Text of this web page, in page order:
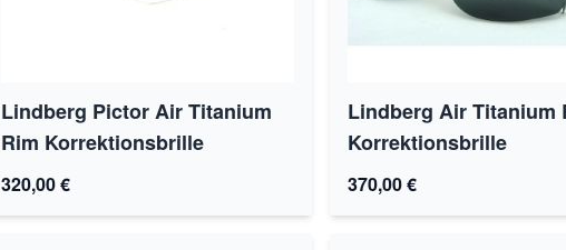
Lindberg Pictor Air Titanium
Rim Korrektionsbrille
320,00 €
Lindberg Air Titanium
Korrektionsbrille
370,00 €